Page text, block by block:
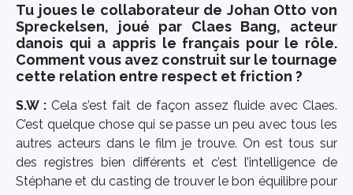
Tu joues le collaborateur de Johan Otto von
Spreckelsen, joué par Claes Bang, acteur
danois qui a appris le français pour le rôle.
Comment vous avez construit sur le tournage
cette relation entre respect et friction ?
S.W : Cela s’est fait de façon assez fluide avec Claes.
C’est quelque chose qui se passe un peu avec tous les
autres acteurs dans le film je trouve. On est tous sur
des registres bien différents et c’est l’intelligence de
Stéphane et du casting de trouver le bon équilibre pour